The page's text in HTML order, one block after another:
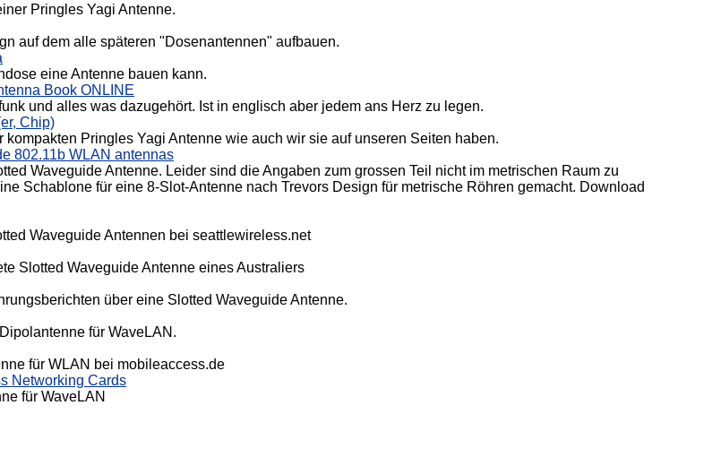
Pringles Yagi Antenne.
auf dem alle späteren "Dosenantennen" aufbauen.
eine Antenne bauen kann.
Book ONLINE
und alles was dazugehört. Ist in englisch aber jedem ans Herz zu legen.
Chip)
Pringles Yagi Antenne wie auch wir sie auf unseren Seiten haben.
802.11b WLAN antennas
Waveguide Antenne. Leider sind die Angaben zum grossen Teil nicht im metrischen Raum zu
Schablone für eine 8-Slot-Antenne nach Trevors Design für metrische Röhren gemacht. Download
Waveguide Antennen bei seattlewireless.net
Slotted Waveguide Antenne eines Australiers
über eine Slotted Waveguide Antenne.
für WaveLAN.
für WLAN bei mobileaccess.de
Networking Cards
für WaveLAN